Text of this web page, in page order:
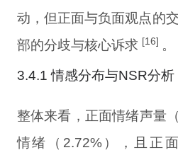
动，但正面与负面观点的
部的分歧与核心诉求 [16] 。
3.4.1 情感分布与NSR分析
整体来看，正面情绪声量
情绪（2.72%），且正